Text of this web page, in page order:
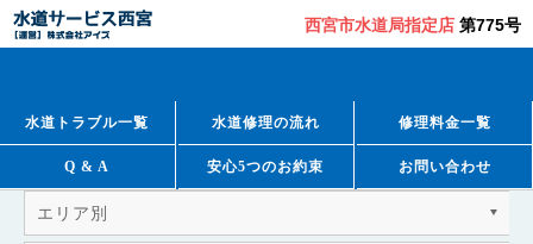
西宮市水道局指定店 第775号
水道トラブル一覧 水道修理の流れ 修理料金一覧
Q & A 安心5つのお約束 お問い合わせ
エリア別